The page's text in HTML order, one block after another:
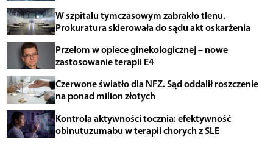
W szpitalu tymczasowym zabrakło tlenu.
Prokuratura skierowała do sądu akt oskarżenia
Przełom w opiece ginekologicznej – nowe
zastosowanie terapii E4
Czerwone światło dla NFZ. Sąd oddalił roszczenie
na ponad milion złotych
Kontrola aktywności tocznia: efektywność
obinutuzumabu w terapii chorych z SLE